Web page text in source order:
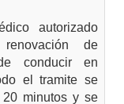
autorizado
de
conducir en
el tramite se
minutos y se